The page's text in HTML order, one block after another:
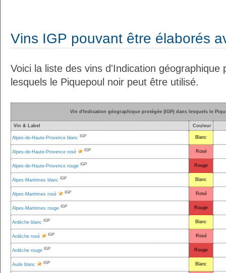
Vins IGP pouvant être élaborés
Voici la liste des vins d'Indication géographique
lesquels le Piquepoul noir peut être utilisé.
Vin d'Indication géographique protégée (IGP) dans lesquels le
Vin & Label Couleur
Alpes-de-Haute-Provence blanc IGP Blanc
Alpes-de-Haute-Provence rosé IGP Rosé
Alpes-de-Haute-Provence rouge IGP Rouge
Alpes-Maritimes blanc IGP Blanc
Alpes-Maritimes rosé IGP Rosé
Alpes-Maritimes rouge IGP Rouge
Ardèche blanc IGP Blanc
Ardèche rosé IGP Rosé
Ardèche rouge IGP Rouge
Aude blanc IGP Blanc